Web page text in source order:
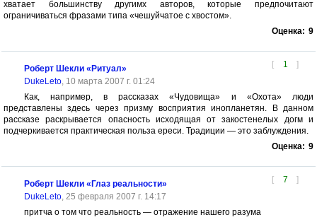
хватает большинству другимх авторов, которые предпочитают
ограничиваться фразами типа «чешуйчатое с хвостом».
Оценка: 9
[ 1 ]
Роберт Шекли «Ритуал»
DukeLeto, 10 марта 2007 г. 01:24
Как, например, в рассказах «Чудовища» и «Охота» люди
представлены здесь через призму восприятия инопланетян. В данном
рассказе раскрывается опасность исходящая от закостенелых догм и
подчеркивается практическая польза ереси. Традиции — это заблуждения.
Оценка: 9
[ 7 ]
Роберт Шекли «Глаз реальности»
DukeLeto, 25 февраля 2007 г. 14:17
притча о том что реальность — отражение нашего разума